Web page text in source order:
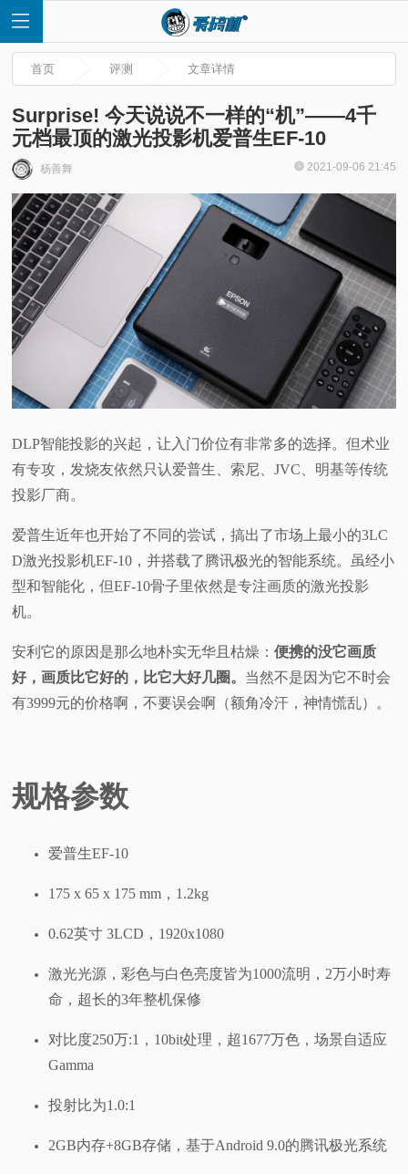
首
页
快
讯
评
测
视
科
体
专
首页 评测 文章详情
Surprise! 今天说说不一样的“机”——4千
元档最顶的激光投影机爱普生EF-10
杨善舞 2021-09-06 21:45
DLP智能投影的兴起，让入门价位有非常多的选择。但术业
有专攻，发烧友依然只认爱普生、索尼、JVC、明基等传统
投影厂商。
爱普生近年也开始了不同的尝试，搞出了市场上最小的3LC
D激光投影机EF-10，并搭载了腾讯极光的智能系统。虽经小
型和智能化，但EF-10骨子里依然是专注画质的激光投影
机。
安利它的原因是那么地朴实无华且枯燥：便携的没它画质
好，画质比它好的，比它大好几圈。 当然不是因为它不时会
有3999元的价格啊，不要误会啊（额角冷汗，神情慌乱）。
规格参数
爱普生EF-10
175 x 65 x 175 mm，1.2kg
0.62英寸 3LCD，1920x1080
激光光源，彩色与白色亮度皆为1000流明，2万小时寿
命，超长的3年整机保修
对比度250万:1，10bit处理，超1677万色，场景自适应
Gamma
投射比为1.0:1
2GB内存+8GB存储，基于Android 9.0的腾讯极光系统